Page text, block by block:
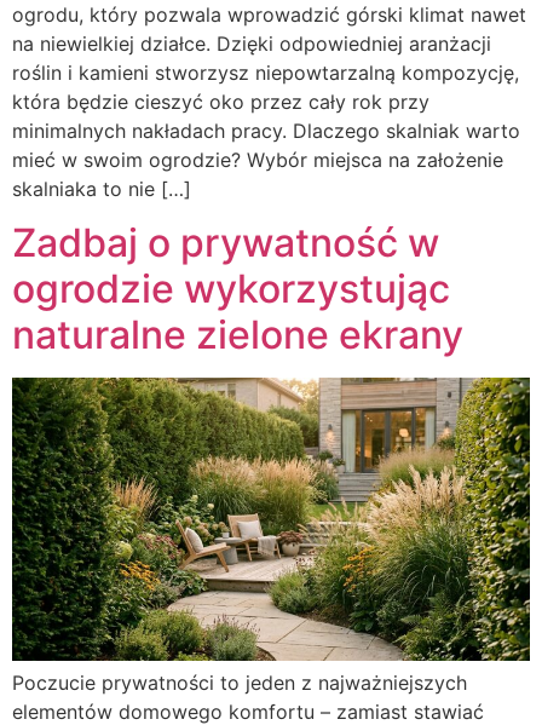
ogrodu, który pozwala wprowadzić górski klimat nawet
na niewielkiej działce. Dzięki odpowiedniej aranżacji
roślin i kamieni stworzysz niepowtarzalną kompozycję,
która będzie cieszyć oko przez cały rok przy
minimalnych nakładach pracy. Dlaczego skalniak warto
mieć w swoim ogrodzie? Wybór miejsca na założenie
skalniaka to nie […]
Zadbaj o prywatność w
ogrodzie wykorzystując
naturalne zielone ekrany
Poczucie prywatności to jeden z najważniejszych
elementów domowego komfortu – zamiast stawiać